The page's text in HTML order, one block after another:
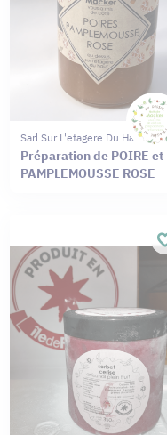
Sarl Sur L'etagere Du Haut
Préparation de POIRE et
PAMPLEMOUSSE ROSE